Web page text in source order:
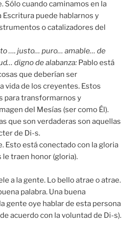
Sólo cuando caminamos en la
Escritura puede hablarnos y
o catalizadores del
…. justo… puro… amable… de
digno de alabanza: Pablo está
que deberían ser
vida de los creyentes. Estos
para transformarnos y
del Mesías (ser como Él).
que son verdaderas son aquellas
de Di-s.
Esto está conectado con la gloria
le traen honor (gloria).
a la gente. Lo bello atrae o atrae.
palabra. Una buena
gente oye hablar de esta persona
acuerdo con la voluntad de Di-s).